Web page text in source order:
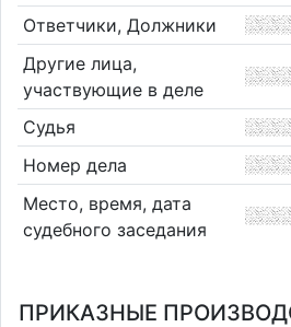
Ответчики, Должники
Другие лица,
участвующие в деле
Судья
Номер дела
Место, время, дата
судебного заседания
ПРИКАЗНЫЕ